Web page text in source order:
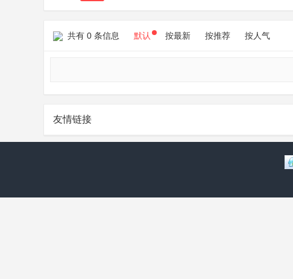
共有 0 条信息 默认 按最新 按推荐 按人气
友情链接